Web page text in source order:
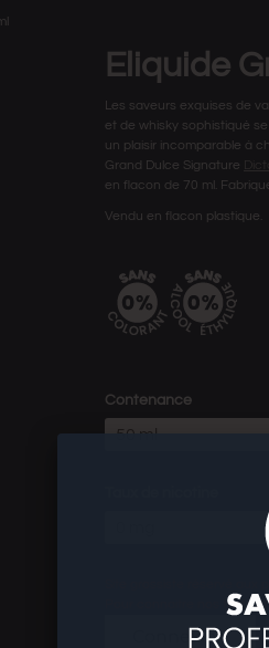
Eliquide
Les saveurs exquises de
et de whisky sophistiqué
un plaisir incomparable à
Grand Dulce Signature
en flacon de 70 ml.
Vendu en flacon plastique.
Contenance
50 ml
Pour connaitre nos tarifs
Connexion